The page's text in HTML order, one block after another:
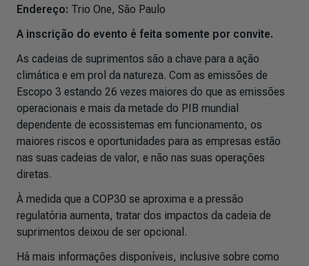
Endereço: Trio One, São Paulo
A inscrição do evento é feita somente por convite.
As cadeias de suprimentos são a chave para a ação
climática e em prol da natureza. Com as emissões de
Escopo 3 estando 26 vezes maiores do que as emissões
operacionais e mais da metade do PIB mundial
dependente de ecossistemas em funcionamento, os
maiores riscos e oportunidades para as empresas estão
nas suas cadeias de valor, e não nas suas operações
diretas.
À medida que a COP30 se aproxima e a pressão
regulatória aumenta, tratar dos impactos da cadeia de
suprimentos deixou de ser opcional.
Há mais informações disponíveis, inclusive sobre como